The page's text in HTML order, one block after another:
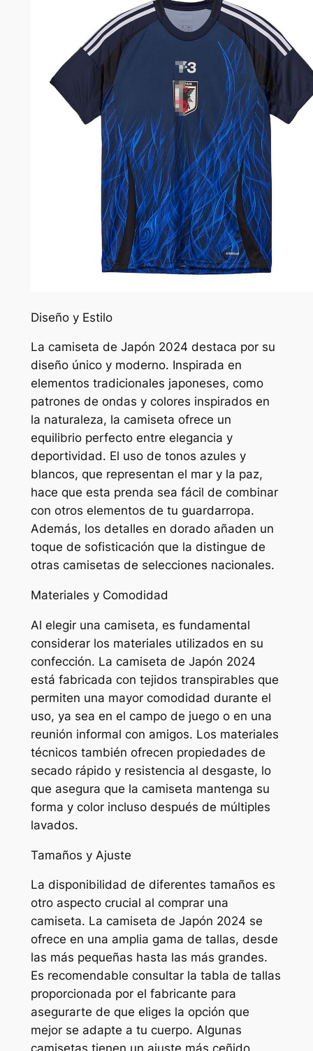
Diseño y Estilo
La camiseta de Japón 2024 destaca por su
diseño único y moderno. Inspirada en
elementos tradicionales japoneses, como
patrones de ondas y colores inspirados en
la naturaleza, la camiseta ofrece un
equilibrio perfecto entre elegancia y
deportividad. El uso de tonos azules y
blancos, que representan el mar y la paz,
hace que esta prenda sea fácil de combinar
con otros elementos de tu guardarropa.
Además, los detalles en dorado añaden un
toque de sofisticación que la distingue de
otras camisetas de selecciones nacionales.
Materiales y Comodidad
Al elegir una camiseta, es fundamental
considerar los materiales utilizados en su
confección. La camiseta de Japón 2024
está fabricada con tejidos transpirables que
permiten una mayor comodidad durante el
uso, ya sea en el campo de juego o en una
reunión informal con amigos. Los materiales
técnicos también ofrecen propiedades de
secado rápido y resistencia al desgaste, lo
que asegura que la camiseta mantenga su
forma y color incluso después de múltiples
lavados.
Tamaños y Ajuste
La disponibilidad de diferentes tamaños es
otro aspecto crucial al comprar una
camiseta. La camiseta de Japón 2024 se
ofrece en una amplia gama de tallas, desde
las más pequeñas hasta las más grandes.
Es recomendable consultar la tabla de tallas
proporcionada por el fabricante para
asegurarte de que eliges la opción que
mejor se adapte a tu cuerpo. Algunas